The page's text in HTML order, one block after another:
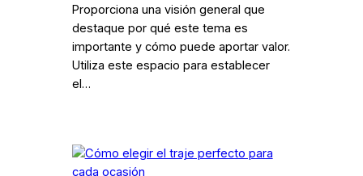
Proporciona una visión general que
destaque por qué este tema es
importante y cómo puede aportar valor.
Utiliza este espacio para establecer
el…